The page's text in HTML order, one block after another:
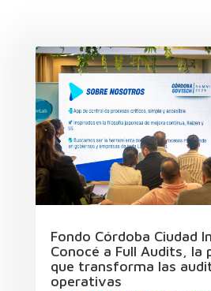
Fondo Córdoba Ciudad
Conocé a Full Audits, la
que transforma las
operativas